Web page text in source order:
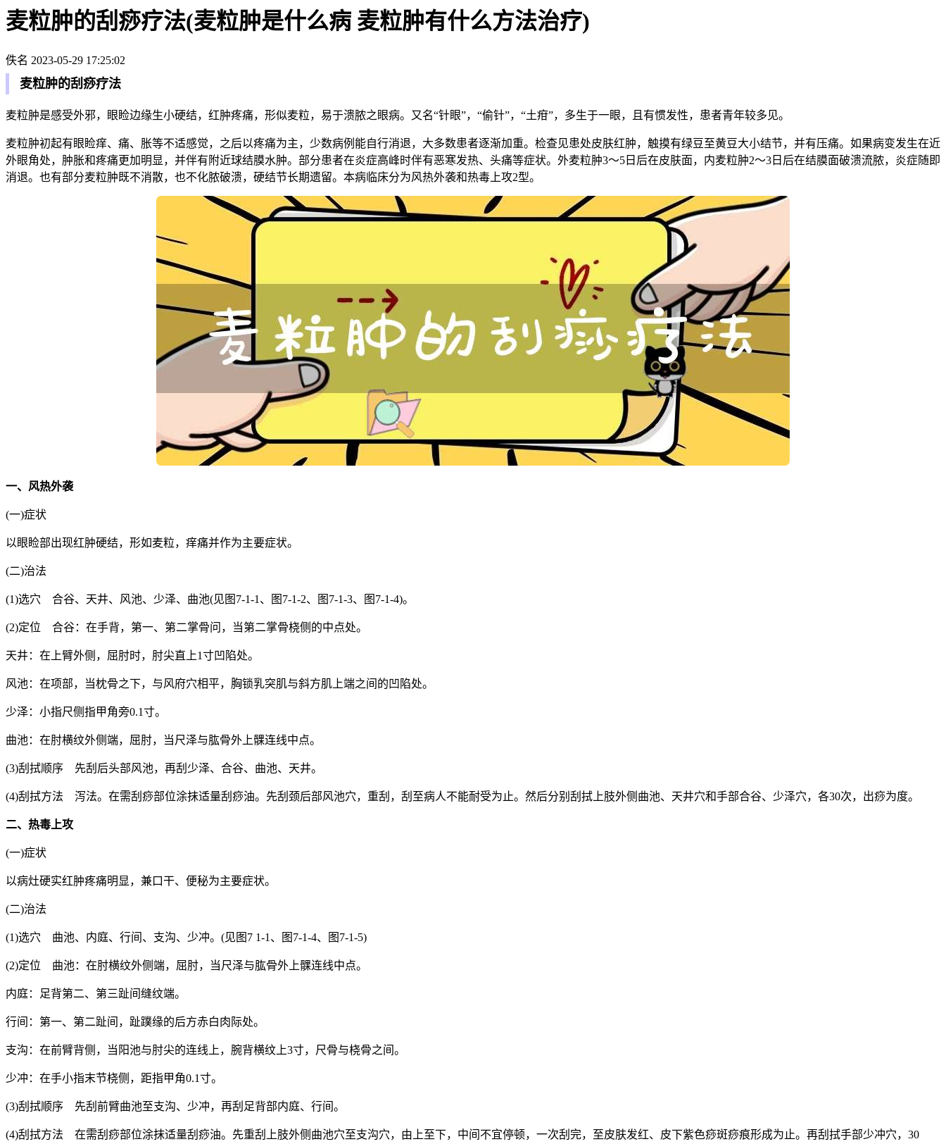
麦粒肿的刮痧疗法(麦粒肿是什么病 麦粒肿有什么方法治疗)
佚名 2023-05-29 17:25:02
麦粒肿的刮痧疗法
麦粒肿是感受外邪，眼睑边缘生小硬结，红肿疼痛，形似麦粒，易于溃脓之眼病。又名“针眼”，“偷针”，“土疳”，多生于一眼，且有惯发性，患者青年较多见。
麦粒肿初起有眼睑痒、痛、胀等不适感觉，之后以疼痛为主，少数病例能自行消退，大多数患者逐渐加重。检查见患处皮肤红肿，触摸有绿豆至黄豆大小结节，并有压痛。如果病变发生在近
外眼角处，肿胀和疼痛更加明显，并伴有附近球结膜水肿。部分患者在炎症高峰时伴有恶寒发热、头痛等症状。外麦粒肿3～5日后在皮肤面，内麦粒肿2～3日后在结膜面破溃流脓，炎症随即
消退。也有部分麦粒肿既不消散，也不化脓破溃，硬结节长期遗留。本病临床分为风热外袭和热毒上攻2型。
一、风热外袭
(一)症状
以眼睑部出现红肿硬结，形如麦粒，痒痛并作为主要症状。
(二)治法
(1)选穴 合谷、天井、风池、少泽、曲池(见图7-1-1、图7-1-2、图7-1-3、图7-1-4)。
(2)定位 合谷：在手背，第一、第二掌骨问，当第二掌骨桡侧的中点处。
天井：在上臂外侧，屈肘时，肘尖直上1寸凹陷处。
风池：在项部，当枕骨之下，与风府穴相平，胸锁乳突肌与斜方肌上端之间的凹陷处。
少泽：小指尺侧指甲角旁0.1寸。
曲池：在肘横纹外侧端，屈肘，当尺泽与肱骨外上髁连线中点。
(3)刮拭顺序 先刮后头部风池，再刮少泽、合谷、曲池、天井。
(4)刮拭方法 泻法。在需刮痧部位涂抹适量刮痧油。先刮颈后部风池穴，重刮，刮至病人不能耐受为止。然后分别刮拭上肢外侧曲池、天井穴和手部合谷、少泽穴，各30次，出痧为度。
二、热毒上攻
(一)症状
以病灶硬实红肿疼痛明显，兼口干、便秘为主要症状。
(二)治法
(1)选穴 曲池、内庭、行间、支沟、少冲。(见图7 1-1、图7-1-4、图7-1-5)
(2)定位 曲池：在肘横纹外侧端，屈肘，当尺泽与肱骨外上髁连线中点。
内庭：足背第二、第三趾间缝纹端。
行间：第一、第二趾间，趾蹼缘的后方赤白肉际处。
支沟：在前臂背侧，当阳池与肘尖的连线上，腕背横纹上3寸，尺骨与桡骨之间。
少冲：在手小指末节桡侧，距指甲角0.1寸。
(3)刮拭顺序 先刮前臂曲池至支沟、少冲，再刮足背部内庭、行间。
(4)刮拭方法 在需刮痧部位涂抹适量刮痧油。先重刮上肢外侧曲池穴至支沟穴，由上至下，中间不宜停顿，一次刮完，至皮肤发红、皮下紫色痧斑痧痕形成为止。再刮拭手部少冲穴，30